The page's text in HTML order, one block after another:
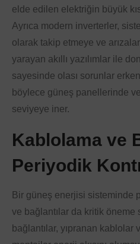
elde edilen elektriğin büyük
Ayrıca modern inverterler,
olarak takip etmeye ve
yarayan akıllı yazılımlar ile
sayesinde olası sorunlar
böylece güneş panellerinde
seviyeye iner.
Kablolama ve
Periyodik
Bir güneş enerjisi sisteminde
ve bağlantılar da kritik
bağlantılar, yıpranan kablolar